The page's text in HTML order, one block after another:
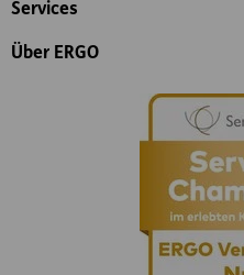
Services
Über ERGO